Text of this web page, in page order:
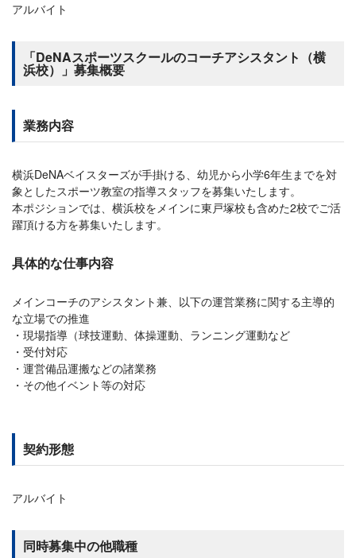
アルバイト
「DeNAスポーツスクールのコーチアシスタント（横
浜校）」募集概要
業務内容
横浜DeNAベイスターズが手掛ける、幼児から小学6年生までを対
象としたスポーツ教室の指導スタッフを募集いたします。
本ポジションでは、横浜校をメインに東戸塚校も含めた2校でご活
躍頂ける方を募集いたします。
具体的な仕事内容
メインコーチのアシスタント兼、以下の運営業務に関する主導的
な立場での推進
現場指導（球技運動、体操運動、ランニング運動など
受付対応
運営備品運搬などの諸業務
その他イベント等の対応
契約形態
アルバイト
同時募集中の他職種